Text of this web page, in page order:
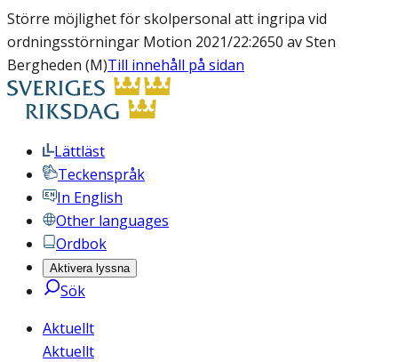
Större möjlighet för skolpersonal att ingripa vid
ordningsstörningar Motion 2021/22:2650 av Sten
Bergheden (M)Till innehåll på sidan
Lättläst
Teckenspråk
In English
Other languages
Ordbok
Aktivera lyssna
Sök
Aktuellt
Aktuellt